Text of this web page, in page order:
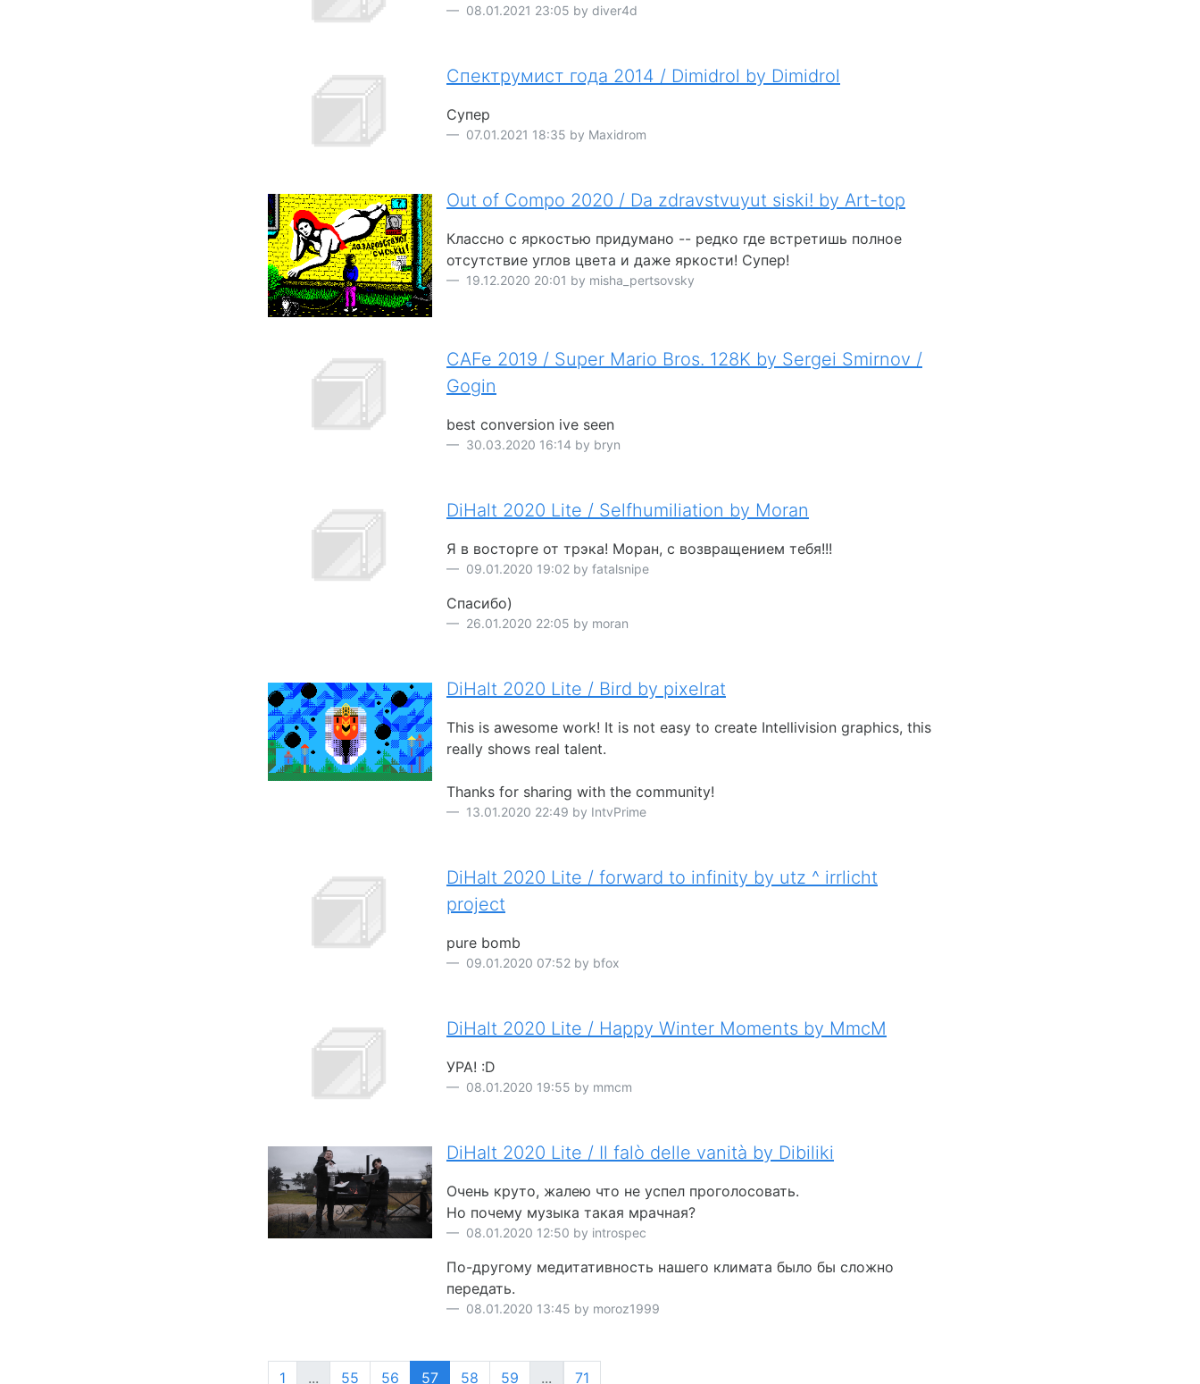
08.01.2021 23:05 by diver4d
Спектрумист года 2014 / Dimidrol by Dimidrol
Супер
07.01.2021 18:35 by Maxidrom
Out of Compo 2020 / Da zdravstvuyut siski! by Art-top
Классно с яркостью придумано -- редко где встретишь полное
отсутствие углов цвета и даже яркости! Супер!
19.12.2020 20:01 by misha_pertsovsky
CAFe 2019 / Super Mario Bros. 128K by Sergei Smirnov /
Gogin
best conversion ive seen
30.03.2020 16:14 by bryn
DiHalt 2020 Lite / Selfhumiliation by Moran
Я в восторге от трэка! Моран, с возвращением тебя!!!
09.01.2020 19:02 by fatalsnipe
Спасибо)
26.01.2020 22:05 by moran
DiHalt 2020 Lite / Bird by pixelrat
This is awesome work! It is not easy to create Intellivision graphics, this
really shows real talent.
Thanks for sharing with the community!
13.01.2020 22:49 by IntvPrime
DiHalt 2020 Lite / forward to infinity by utz ^ irrlicht
project
pure bomb
09.01.2020 07:52 by bfox
DiHalt 2020 Lite / Happy Winter Moments by MmcM
УРА! :D
08.01.2020 19:55 by mmcm
DiHalt 2020 Lite / Il falò delle vanità by Dibiliki
Очень круто, жалею что не успел проголосовать.
Но почему музыка такая мрачная?
08.01.2020 12:50 by introspec
По-другому медитативность нашего климата было бы сложно
передать.
08.01.2020 13:45 by moroz1999
1 ... 55 56 57 58 59 ... 71